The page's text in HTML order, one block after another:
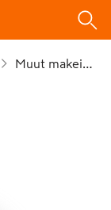
Muut makeiset